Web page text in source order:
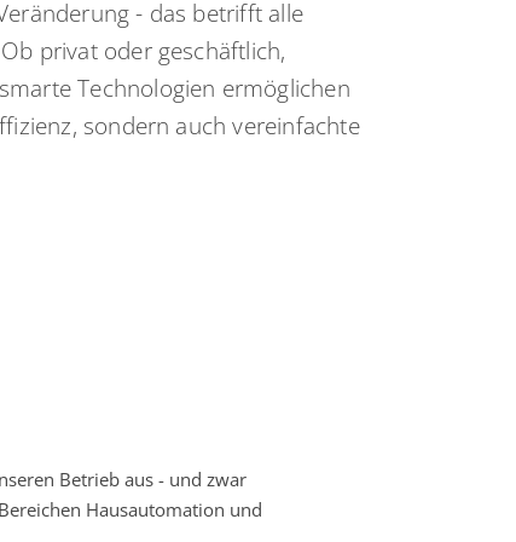
- das betrifft alle
privat oder geschäftlich,
Technologien ermöglichen
sondern auch vereinfachte
Betrieb aus - und zwar
Hausautomation und